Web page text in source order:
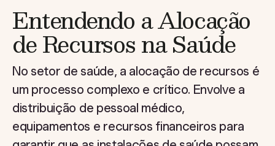
Entendendo a Alocação
de Recursos na Saúde
No setor de saúde, a alocação de recursos é
um processo complexo e crítico. Envolve a
distribuição de pessoal médico,
equipamentos e recursos financeiros para